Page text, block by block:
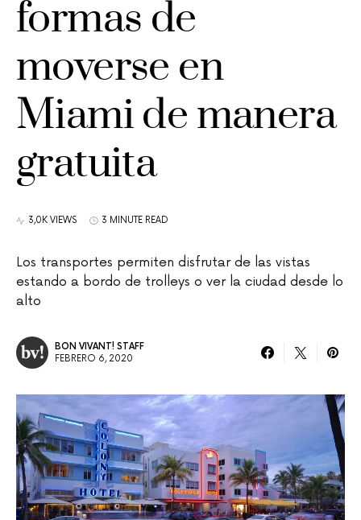
formas de
moverse en
Miami de manera
gratuita
3,0K VIEWS 3 MINUTE READ
Los transportes permiten disfrutar de las vistas
estando a bordo de trolleys o ver la ciudad desde lo
alto
BON VIVANT! STAFF
FEBRERO 6, 2020